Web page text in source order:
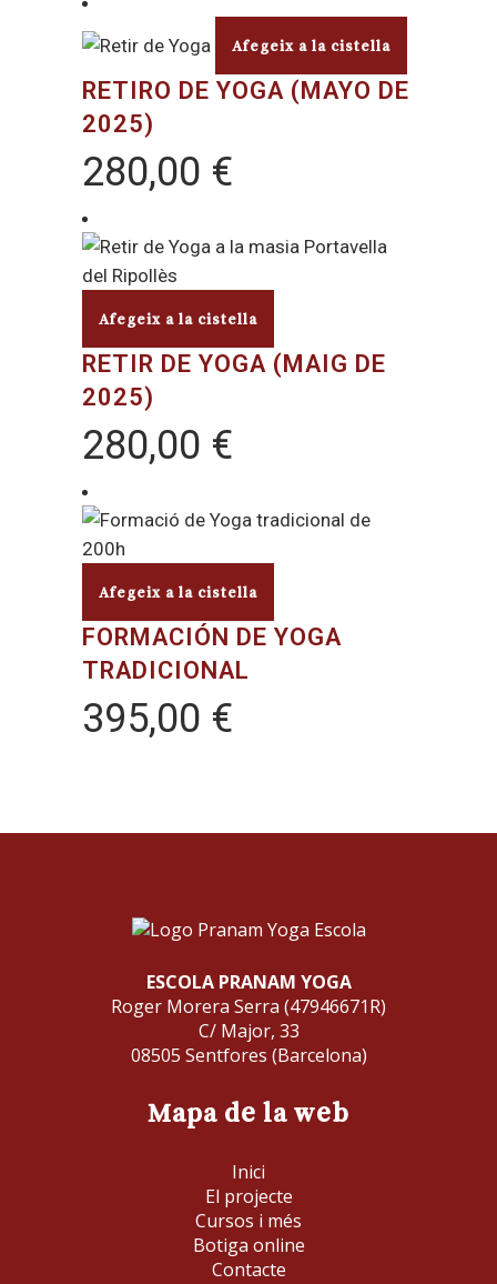
Afegeix a la cistella
RETIRO DE YOGA (MAYO DE
2025)
280,00 €
Afegeix a la cistella
RETIR DE YOGA (MAIG DE
2025)
280,00 €
Afegeix a la cistella
FORMACIÓN DE YOGA
TRADICIONAL
395,00 €
ESCOLA PRANAM YOGA
Roger Morera Serra (47946671R)
C/ Major, 33
08505 Sentfores (Barcelona)
Mapa de la web
Inici
El projecte
Cursos i més
Botiga online
Contacte